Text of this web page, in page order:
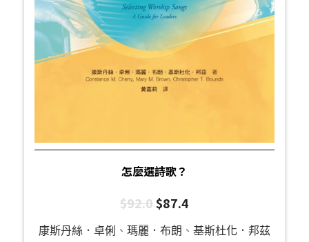
怎麼選詩歌？
$92.0$87.4
康斯丹絲．卓俐 、 瑪麗．布朗 、 基斯杜化．邦茲